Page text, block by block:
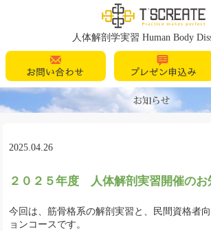
T's Create
人体解剖学実習 Human Body
お問い合わせ
プレゼン申込
み
2025.04.26
２０２５年度 人体解剖実習開催のお
今回は、筋骨格系の解剖実習と、民間資格者
ョンコースです。